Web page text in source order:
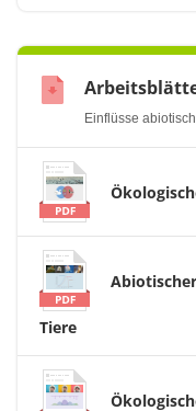
Einflüsse
Tiere